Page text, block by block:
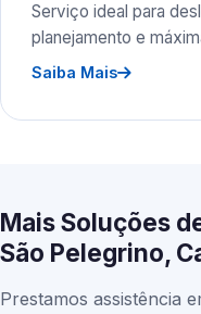
Serviço ideal para
planejamento e
Saiba Mais
Mais Soluções
São Pelegrino,
Prestamos assistência